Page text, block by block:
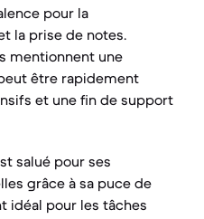
pour la
la prise de notes.
mentionnent une
être rapidement
et une fin de support
salué pour ses
grâce à sa puce de
idéal pour les tâches